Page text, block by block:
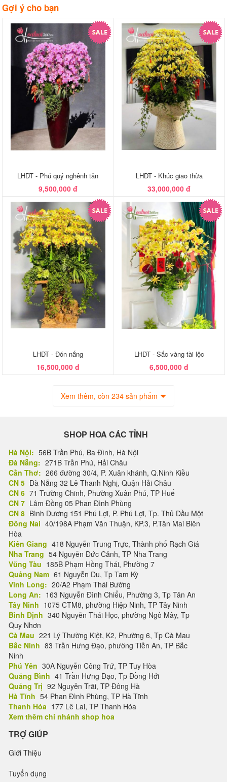
Gợi ý cho bạn
LHDT - Phú quý nghênh tân
9,500,000 đ
LHDT - Khúc giao thừa
33,000,000 đ
LHDT - Đón nắng
16,500,000 đ
LHDT - Sắc vàng tài lộc
6,500,000 đ
Xem thêm, còn 234 sản phẩm
SHOP HOA CÁC TỈNH
Hà Nội: 56B Trần Phú, Ba Đình, Hà Nội
Đà Nẵng: 271B Trần Phú, Hải Châu
Cần Thơ: 266 đường 30/4, P. Xuân khánh, Q.Ninh Kiều
CN 5 Đà Nẵng 32 Lê Thanh Nghị, Quận Hải Châu
CN 6 71 Trường Chinh, Phường Xuân Phú, TP Huế
CN 7 Lâm Đồng 05 Phan Đình Phùng
CN 8 Bình Dương 151 Phú Lợi, P. Phú Lợi, Tp. Thủ Dầu Một
Đồng Nai 40/198A Phạm Văn Thuận, KP.3, P.Tân Mai Biên
Hòa
Kiên Giang 418 Nguyễn Trung Trực, Thành phố Rạch Giá
Nha Trang 54 Nguyễn Đức Cảnh, TP Nha Trang
Vũng Tàu 185B Phạm Hồng Thái, Phường 7
Quảng Nam 61 Nguyễn Du, Tp Tam Kỳ
Vĩnh Long: 20/A2 Phạm Thái Bường
Long An: 163 Nguyễn Đình Chiểu, Phường 3, Tp Tân An
Tây Ninh 1075 CTM8, phường Hiệp Ninh, TP Tây Ninh
Bình Định 340 Nguyễn Thái Học, phường Ngô Mây, Tp
Quy Nhơn
Cà Mau 221 Lý Thường Kiệt, K2, Phường 6, Tp Cà Mau
Bắc Ninh 83 Trần Hưng Đạo, phường Tiền An, TP Bắc
Ninh
Phú Yên 30A Nguyễn Công Trứ, TP Tuy Hòa
Quảng Bình 41 Trần Hưng Đạo, Tp Đồng Hới
Quảng Trị 92 Nguyễn Trãi, TP Đông Hà
Hà Tĩnh 54 Phan Đình Phùng, TP Hà Tĩnh
Thanh Hóa 177 Lê Lai, TP Thanh Hóa
Xem thêm chi nhánh shop hoa
TRỢ GIÚP
Giới Thiệu
Tuyển dụng